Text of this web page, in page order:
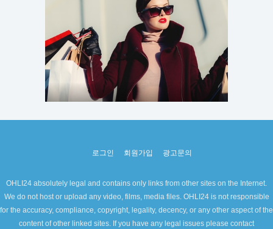
로그인 회원가입 광고문의
OHLI24 absolutely legal and contains only links from other sites on the Internet.
We do not host or upload any video, films, media files. OHLI24 is not responsible
for the accuracy, compliance, copyright, legality, decency, or any other aspect of the
content of other linked sites. If you have any legal issues please contact